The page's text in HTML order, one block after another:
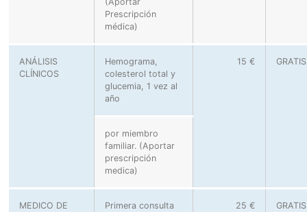
Prescripción
médica)
ANÁLISIS
CLÍNICOS
Hemograma,
colesterol total y
glucemia, 1 vez al
año
15 € GRATIS
por miembro
familiar. (Aportar
prescripción
medica)
MEDICO DE
Primera consulta
25 € GRATIS